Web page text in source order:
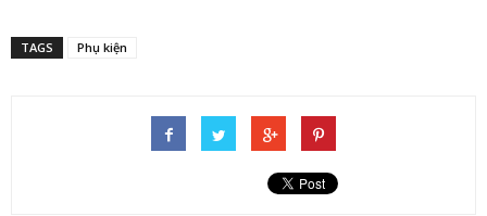
TAGS Phụ kiện